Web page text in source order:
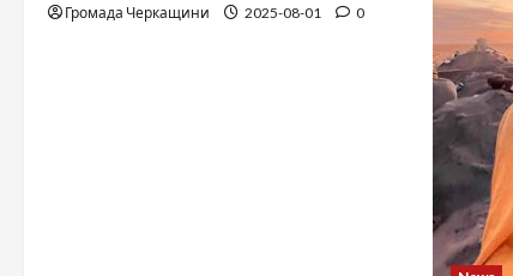
Громада Черкащини 2025-08-01 0